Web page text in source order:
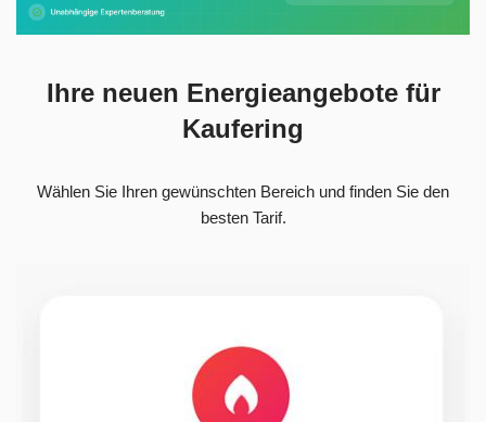
Ihre neuen Energieangebote für
Kaufering
Wählen Sie Ihren gewünschten Bereich und finden Sie den
besten Tarif.